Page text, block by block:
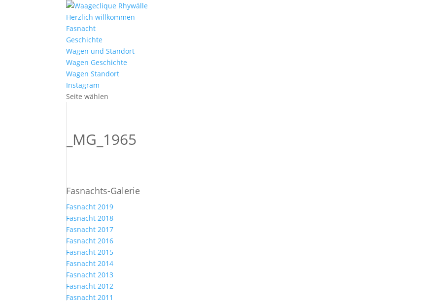
Herzlich willkommen
Fasnacht
Geschichte
Wagen und Standort
Wagen Geschichte
Wagen Standort
Instagram
Seite wählen
_MG_1965
Fasnachts-Galerie
Fasnacht 2019
Fasnacht 2018
Fasnacht 2017
Fasnacht 2016
Fasnacht 2015
Fasnacht 2014
Fasnacht 2013
Fasnacht 2012
Fasnacht 2011